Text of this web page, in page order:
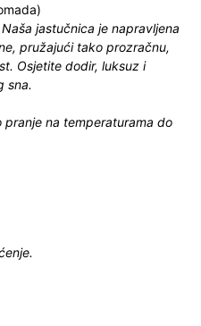
Naša jastučnica je napravljena
pružajući tako prozračnu,
Osjetite dodir, luksuz i
sna.
pranje na temperaturama do